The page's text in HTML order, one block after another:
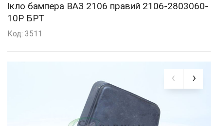
Ікло бампера ВАЗ 2106 правий 2106-2803060-
10Р БРТ
Код: 3511